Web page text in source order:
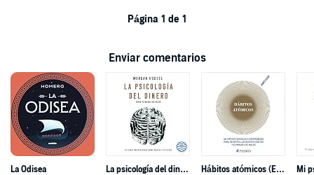
Página 1 de 1
Enviar comentarios
La Odisea
La psicología del dinero
Hábitos atómicos (Español neutro)
Mi